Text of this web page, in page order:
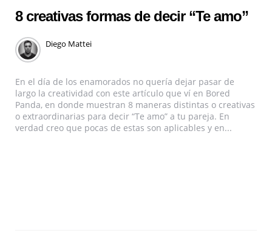
8 creativas formas de decir “Te amo”
Diego Mattei
En el día de los enamorados no quería dejar pasar de
largo la creatividad con este artículo que ví en Bored
Panda, en donde muestran 8 maneras distintas o creativas
o extraordinarias para decir “Te amo” a tu pareja. En
verdad creo que pocas de estas son aplicables y en...